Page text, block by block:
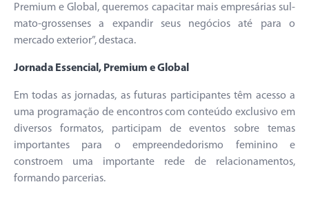
Premium e Global, queremos capacitar mais empresárias sul-
mato-grossenses a expandir seus negócios até para o
mercado exterior”, destaca.
Jornada Essencial, Premium e Global
Em todas as jornadas, as futuras participantes têm acesso a
uma programação de encontros com conteúdo exclusivo em
diversos formatos, participam de eventos sobre temas
importantes para o empreendedorismo feminino e
constroem uma importante rede de relacionamentos,
formando parcerias.